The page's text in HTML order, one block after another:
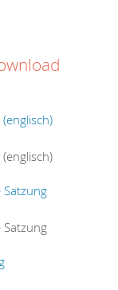
Satzung
Satzung